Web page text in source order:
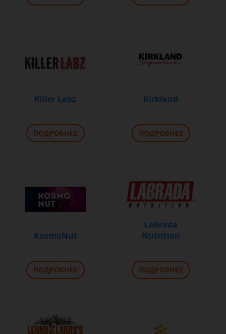
Killer Labz
ПОДРОБНЕЕ
Kirkland
ПОДРОБНЕЕ
KosmoNut
ПОДРОБНЕЕ
Labrada
Nutrition
ПОДРОБНЕЕ